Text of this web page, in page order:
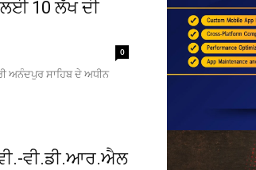
10 ਲੱਖ ਦੀ
0
ਅਨੰਦਪੁਰ ਸਾਹਿਬ ਦੇ ਅਧੀਨ
ਵੀ.ਡੀ.ਆਰ.ਐਲ